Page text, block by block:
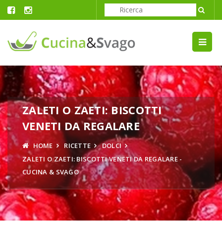
ZALETI O ZAETI: BISCOTTI
VENETI DA REGALARE
HOME RICETTE
DOLCI
ZALETI O ZAETI: BISCOTTI VENETI DA REGALARE -
CUCINA & SVAGO